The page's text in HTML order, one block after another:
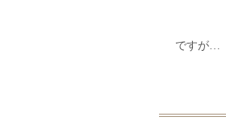
ですが…